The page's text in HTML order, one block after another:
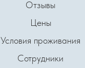
Отзывы
Цены
Условия проживания
Сотрудники